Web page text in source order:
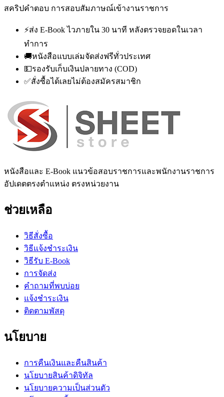
สคริปคำตอบ การสอบสัมภาษณ์เข้างานราชการ
⚡ส่ง E-Book ไวภายใน 30 นาที หลังตรวจยอดในเวลา
ทำการ
🚚หนังสือแบบเล่มจัดส่งฟรีทั่วประเทศ
💵รองรับเก็บเงินปลายทาง (COD)
✅สั่งซื้อได้เลยไม่ต้องสมัครสมาชิก
หนังสือและ E-Book แนวข้อสอบราชการและพนักงานราชการ
อัปเดตตรงตำแหน่ง ตรงหน่วยงาน
ช่วยเหลือ
วิธีสั่งซื้อ
วิธีแจ้งชำระเงิน
วิธีรับ E-Book
การจัดส่ง
คำถามที่พบบ่อย
แจ้งชำระเงิน
ติดตามพัสดุ
นโยบาย
การคืนเงินและคืนสินค้า
นโยบายสินค้าดิจิทัล
นโยบายความเป็นส่วนตัว